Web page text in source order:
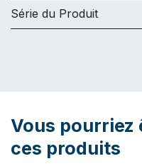
Série du Produit
Vous pourriez
ces produits